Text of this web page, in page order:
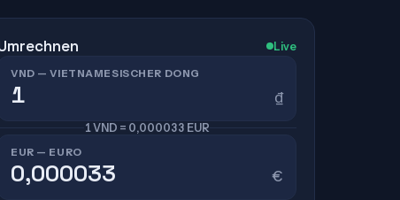
Live
VND — VIETNAMESISCHER DONG
₫
1 VND = 0,000033 EUR
EUR — EURO
€